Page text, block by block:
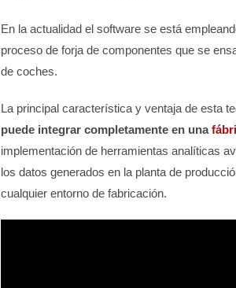
En la actualidad el software se está
proceso de forja de componentes que se
de coches.
La principal característica y ventaja de esta
puede integrar completamente en una
implementación de herramientas analíticas
los datos generados en la planta de
cualquier entorno de fabricación.